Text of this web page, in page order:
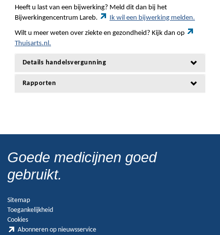
Heeft u last van een bijwerking? Meld dit dan bij het
Bijwerkingencentrum Lareb.
Ik wil een bijwerking melden.
Wilt u meer weten over ziekte en gezondheid? Kijk dan op
Thuisarts.nl.
Details handelsvergunning
Rapporten
Goede medicijnen goed
gebruikt.
Sitemap
Toegankelijkheid
Cookies
Abonneren op nieuwsservice